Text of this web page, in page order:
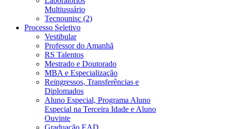
Multiusuário
Tecnounisc (2)
Processo Seletivo
Vestibular
Professor do Amanhã
RS Talentos
Mestrado e Doutorado
MBA e Especialização
Reingressos, Transferências e
Diplomados
Aluno Especial, Programa Aluno
Especial na Terceira Idade e Aluno
Ouvinte
Graduação EAD